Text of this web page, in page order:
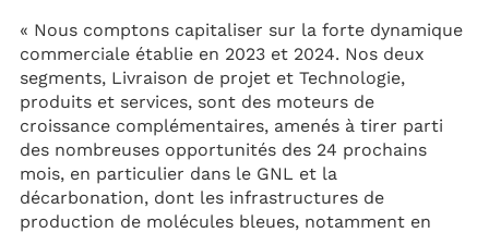
« Nous comptons capitaliser sur la forte dynamique
commerciale établie en 2023 et 2024. Nos deux
segments, Livraison de projet et Technologie,
produits et services, sont des moteurs de
croissance complémentaires, amenés à tirer parti
des nombreuses opportunités des 24 prochains
mois, en particulier dans le GNL et la
décarbonation, dont les infrastructures de
production de molécules bleues, notamment en